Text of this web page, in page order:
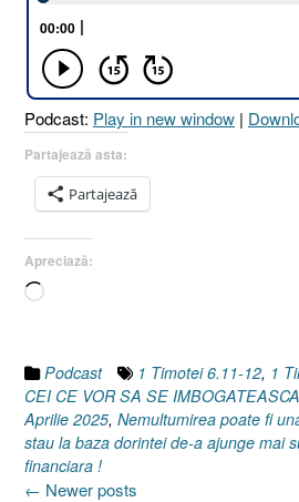
ÎMBOGĂȚEASCĂ,
DIMPOTRIVĂ,
CAD
28
Aprilie
2025”
Podcast: Play in new window |
Partajează asta:
Partajează
Apreciază:
Încarc...
Podcast 1 Timotei 6.11-12, 1
CEI CE VOR SA SE
Aprilie 2025, Nemultumirea poate fi
stau la baza dorintei de-a ajunge mai
financiara !
Posts
← Newer posts